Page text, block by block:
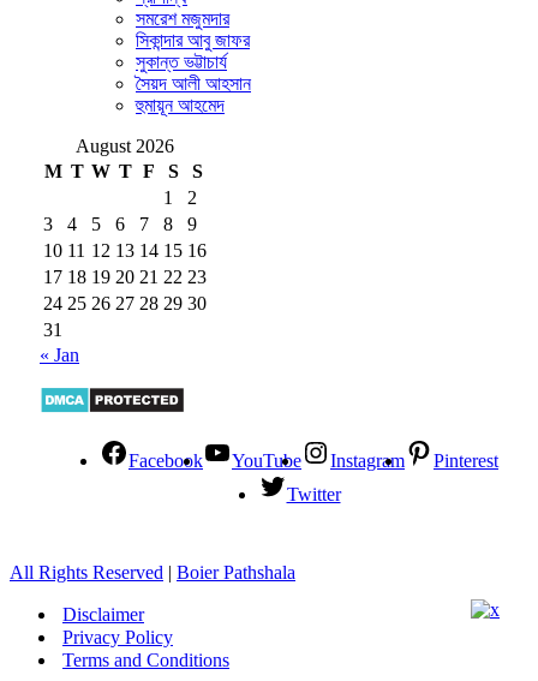
সমরেশ মজুমদার
সিকান্দার আবু জাফর
সুকান্ত ভট্টাচার্য
সৈয়দ আলী আহসান
হুমায়ূন আহমেদ
August 2026
M T W T F S
S
1
2
3
4 5 6 7 8
9
10 11 12 13 14 15 16
17 18 19 20 21 22 23
24 25 26 27 28 29 30
31
« Jan
Facebook YouTube Instagram
Pinterest
Twitter
All Rights Reserved | Boier Pathshala
Disclaimer
Privacy Policy
Terms and Conditions